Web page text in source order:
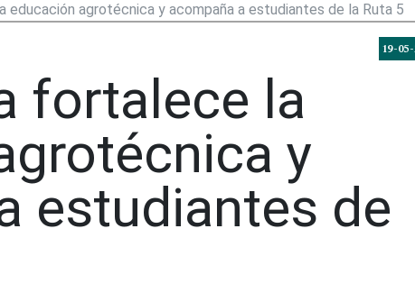
educación agrotécnica y acompaña a estudiantes de la Ruta 5
19-
fortalece la
y
estudiantes de